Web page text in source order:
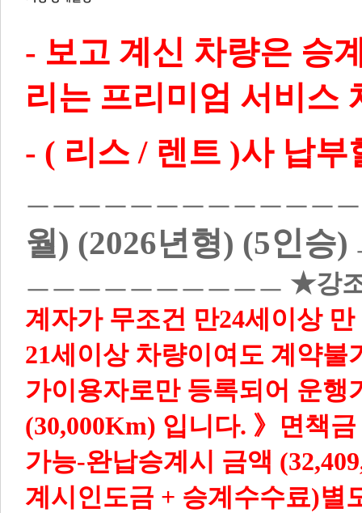
- 보고 계신 차량은 승
리는 프리미엄 서비스
- ( 리스 / 렌트 )사 납
ㅡㅡㅡㅡㅡㅡㅡㅡㅡㅡㅡㅡ
월) (2026년형) (5인승)
ㅡㅡㅡㅡㅡㅡㅡㅡㅡㅡ ★강
계자가 무조건 만24세이상
21세이상 차량이여도 계약불
가이용자로만 등록되어 운행
(30,000Km) 입니다. 》면책
가능-완납승계시 금액
계시인도금 + 승계수수료)별